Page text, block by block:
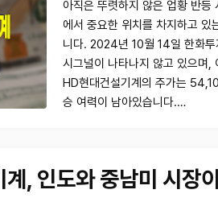
아직은 뚜렷하지 않은 업황 반
에서 중요한 위치를 차지하고 있
니다. 2024년 10월 14일 한화투
시그널이 나타나지 않고 있으며,
HD현대건설기계의 주가는
승 여력이 남아있습니다.…
, 인도와 중남미 시장